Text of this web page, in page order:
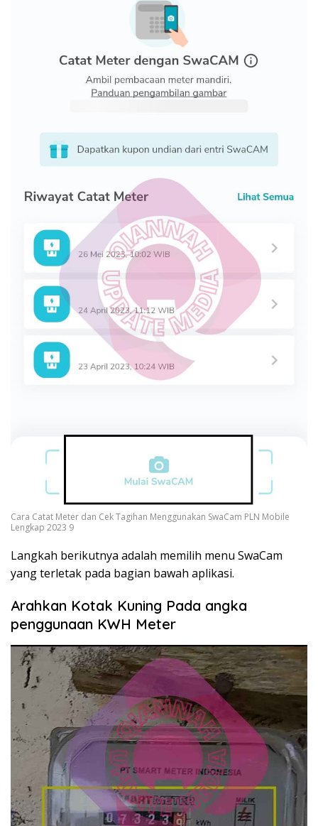
Cara Catat Meter dan Cek Tagihan Menggunakan SwaCam PLN Mobile
Lengkap 2023 9
Langkah berikutnya adalah memilih menu SwaCam
yang terletak pada bagian bawah aplikasi.
Arahkan Kotak Kuning Pada angka
penggunaan KWH Meter